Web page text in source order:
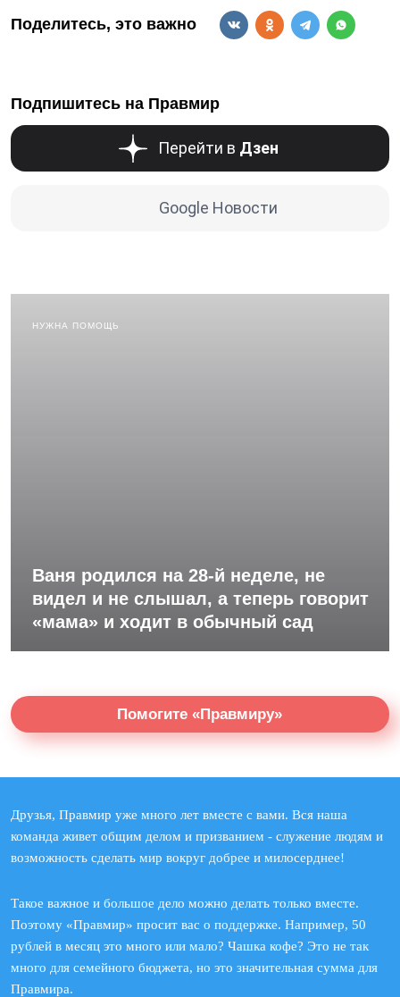
Поделитесь, это важно
Подпишитесь на Правмир
Перейти в Дзен
Google Новости
НУЖНА ПОМОЩЬ
Ваня родился на 28-й неделе, не
видел и не слышал, а теперь говорит
«мама» и ходит в обычный сад
Помогите «Правмиру»
Друзья, Правмир уже много лет вместе с вами. Вся наша
команда живет общим делом и призванием - служение людям и
возможность сделать мир вокруг добрее и милосерднее!
Такое важное и большое дело можно делать только вместе.
Поэтому «Правмир» просит вас о поддержке. Например, 50
рублей в месяц это много или мало? Чашка кофе? Это не так
много для семейного бюджета, но это значительная сумма для
Правмира.